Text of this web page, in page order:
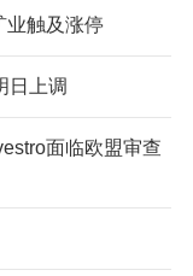
业触及涨停
日上调
面临欧盟审查